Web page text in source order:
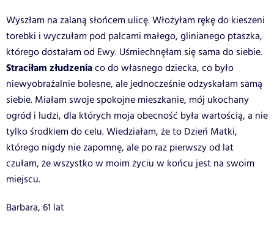
Wyszłam na zalaną słońcem ulicę. Włożyłam rękę do kieszeni
torebki i wyczułam pod palcami małego, glinianego ptaszka,
którego dostałam od Ewy. Uśmiechnęłam się sama do siebie.
Straciłam złudzeniaco do własnego dziecka, co było
niewyobrażalnie bolesne, ale jednocześnie odzyskałam samą
siebie. Miałam swoje spokojne mieszkanie, mój ukochany
ogród i ludzi, dla których moja obecność była wartością, a nie
tylko środkiem do celu. Wiedziałam, że to Dzień Matki,
którego nigdy nie zapomnę, ale po raz pierwszy od lat
czułam, że wszystko w moim życiu w końcu jest na swoim
miejscu.
Barbara, 61 lat